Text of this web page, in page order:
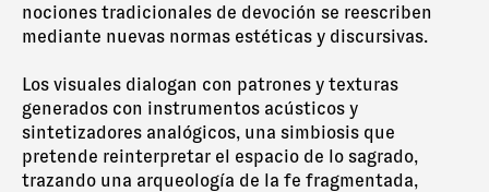
nociones tradicionales de devoción se reescriben
mediante nuevas normas estéticas y discursivas.
Los visuales dialogan con patrones y texturas
generados con instrumentos acústicos y
sintetizadores analógicos, una simbiosis que
pretende reinterpretar el espacio de lo sagrado,
trazando una arqueología de la fe fragmentada,